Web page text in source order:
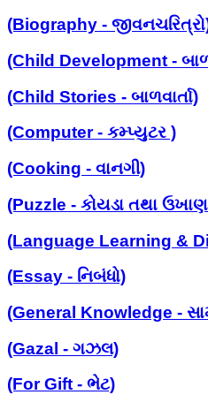
(Biography -
(Child Development -
(Child Stories - બાળવાર્તા)
(Computer - કમ્પ્યુટર )
(Cooking - વાનગી)
(Puzzle - કોયડા તથા
(Language Learning &
(Essay - નિબંધો)
(General Knowledge -
(Gazal - ગઝલ)
(For Gift - ભેટ)